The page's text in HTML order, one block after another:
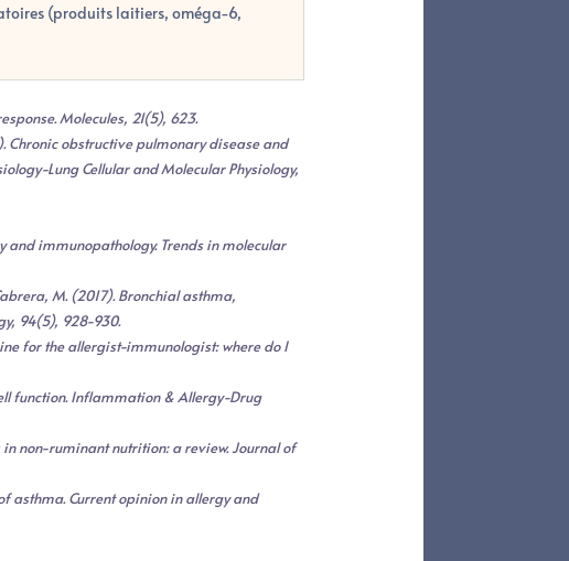
(produits laitiers, oméga-6,
Molecules, 21(5), 623.
Chronic obstructive pulmonary disease and
Lung Cellular and Molecular Physiology,
and immunopathology. Trends in molecular
M. (2017). Bronchial asthma,
94(5), 928-930.
for the allergist-immunologist: where do I
function. Inflammation & Allergy-Drug
in non-ruminant nutrition: a review. Journal of
asthma. Current opinion in allergy and